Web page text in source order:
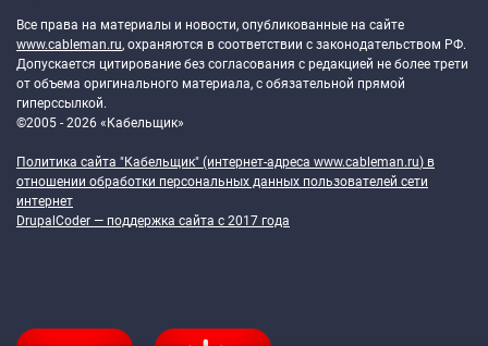
Все права на материалы и новости, опубликованные на сайте
www.cableman.ru, охраняются в соответствии с законодательством РФ.
Допускается цитирование без согласования с редакцией не более трети
от объема оригинального материала, с обязательной прямой
гиперссылкой.
©2005 - 2026 «Кабельщик»
Политика сайта "Кабельщик" (интернет-адреса www.cableman.ru) в
отношении обработки персональных данных пользователей сети
интернет
DrupalCoder — поддержка сайта c 2017 года